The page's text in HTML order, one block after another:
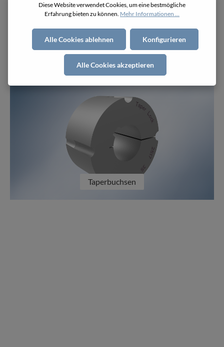
Klemmplatten
Taperbuchsen
Diese Website verwendet Cookies, um eine bestmögliche
Erfahrung bieten zu können. Mehr Informationen ...
Alle Cookies ablehnen Konfigurieren
Alle Cookies akzeptieren